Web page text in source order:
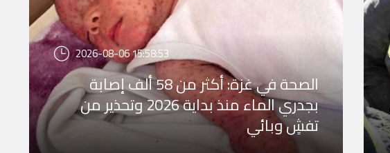
2026-08-06 15:58:53
الصحة في غزة: أكثر من 58 ألف إصابة
بجدري الماء منذ بداية 2026 وتحذير من
تفشٍ وبائي